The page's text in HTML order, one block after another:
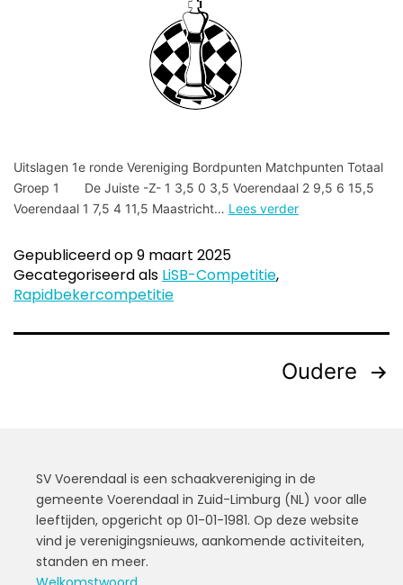
Uitslagen 1e ronde Vereniging Bordpunten Matchpunten Totaal
Groep 1 De Juiste -Z- 1 3,5 0 3,5 Voerendaal 2 9,5 6 15,5
Voerendaal 1 7,5 4 11,5 Maastricht… Lees verder
Gepubliceerd op9 maart 2025
Gecategoriseerd als LiSB-Competitie,
Rapidbekercompetitie
Oudere
SV Voerendaal is een schaakvereniging in de
gemeente Voerendaal in Zuid-Limburg (NL) voor alle
leeftijden, opgericht op 01-01-1981. Op deze website
vind je verenigingsnieuws, aankomende activiteiten,
standen en meer.